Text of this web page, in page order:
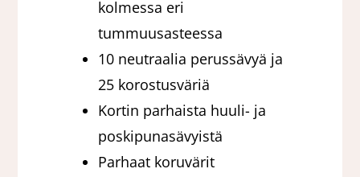
kolmessa eri
tummuusasteessa
10 neutraalia perussävyä ja
25 korostusväriä
Kortin parhaista huuli- ja
poskipunasävyistä
Parhaat koruvärit